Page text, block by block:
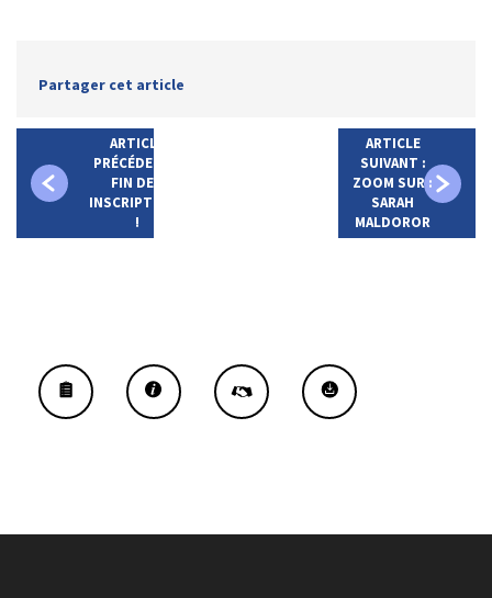
Partager cet article
ARTICLE
PRÉCÉDENT :
FIN DES
INSCRIPTIONS
!
ARTICLE
SUIVANT :
ZOOM SUR :
SARAH
MALDOROR